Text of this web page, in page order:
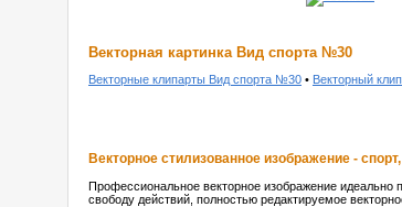
Векторная картинка Вид спорта №30
Векторные клипарты Вид спорта №30 • Векторный
Векторное стилизованное изображение -
Профессиональное векторное изображение
свободу действий, полностью редактируемое